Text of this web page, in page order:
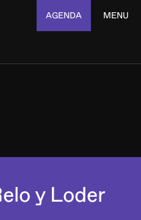
AGENDA MENU
y Loder